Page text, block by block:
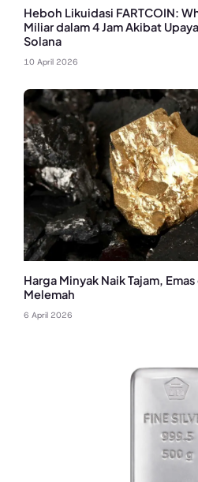
Heboh Likuidasi FARTCOIN:
Miliar dalam 4 Jam Akibat
Solana
10 April 2026
Harga Minyak Naik Tajam,
Melemah
6 April 2026